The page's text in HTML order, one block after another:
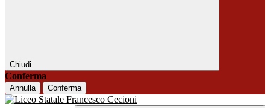
Chiudi
Conferma
Annulla Conferma